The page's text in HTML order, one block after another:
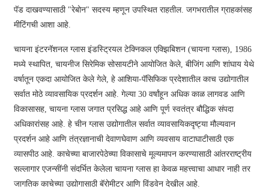
पॅड दाखवण्यासाठी "रेबोन" सदस्य म्हणून उपस्थित राहतील. जगभरातील ग्राहकांसह
मीटिंगची आशा आहे.
चायना इंटरनॅशनल ग्लास इंडस्ट्रियल टेक्निकल एक्झिबिशन (चायना ग्लास), 1986
मध्ये स्थापित, चायनीज सिरेमिक सोसायटीने आयोजित केले, बीजिंग आणि शांघाय येथे
वर्षातून एकदा आयोजित केले गेले, हे आशिया-पॅसिफिक प्रदेशातील काच उद्योगातील
सर्वात मोठे व्यावसायिक प्रदर्शन आहे. गेल्या 30 वर्षांहून अधिक काळ लागवड आणि
विकासासह, चायना ग्लास जगात प्रसिद्ध आहे आणि पूर्ण स्वतंत्र बौद्धिक संपदा
अधिकारांसह आहे. हे चीन ग्लास उद्योगातील सर्वात व्यावसायिकदृष्ट्या मौल्यवान
प्रदर्शन आहे आणि तंत्रज्ञानाची देवाणघेवाण आणि व्यवसाय वाटाघाटीसाठी एक
व्यासपीठ आहे. काचेच्या बाजारपेठेच्या विकासाचे मूल्यमापन करण्यासाठी आंतरराष्ट्रीय
सल्लागार एजन्सींनी संदर्भित केलेला चायना ग्लास हा केवळ महत्त्वाचा आधार नाही तर
जागतिक काचेच्या उद्योगासाठी बॅरोमीटर आणि विंडवेन देखील आहे.